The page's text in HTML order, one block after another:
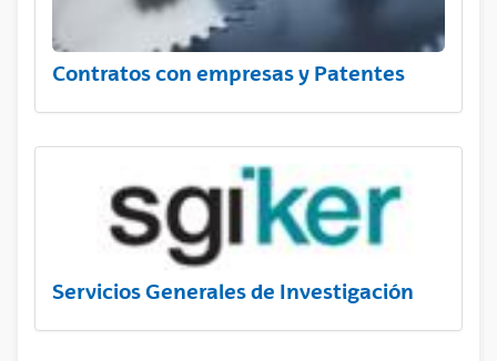
Contratos con empresas y Patentes
Servicios Generales de Investigación